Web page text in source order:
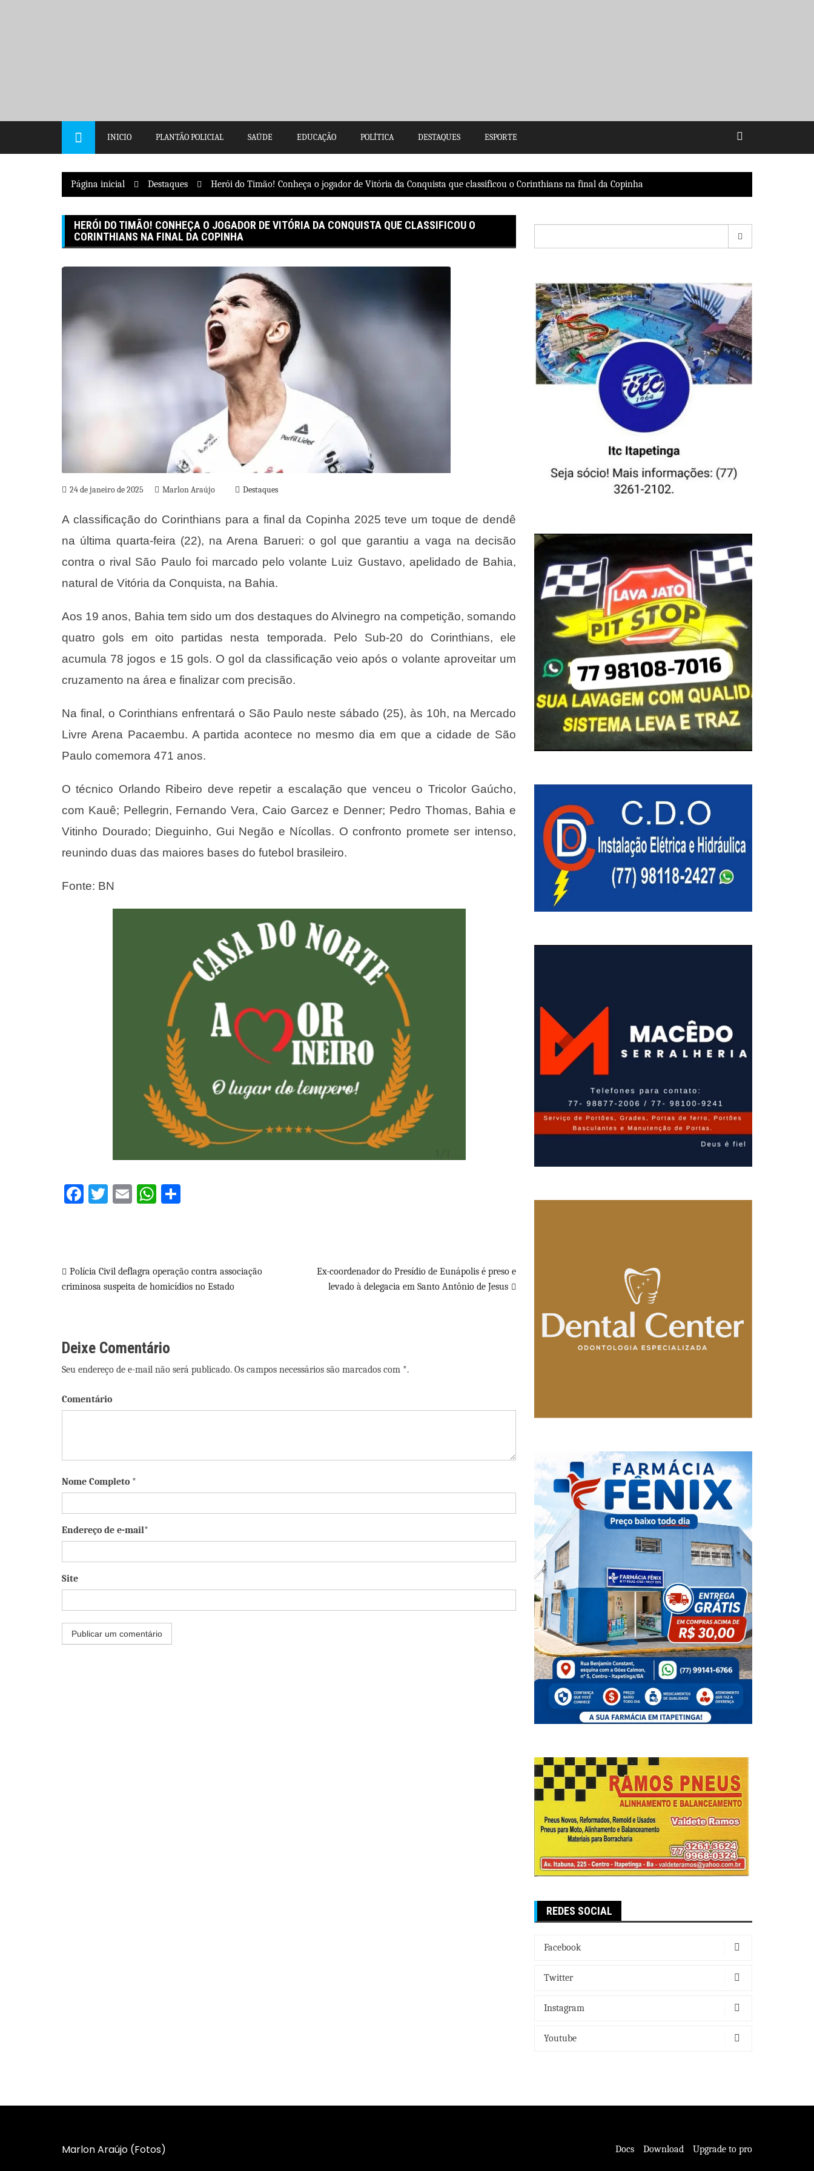
INICIO PLANTÃO POLICIAL SAÚDE EDUCAÇÃO POLÍTICA DESTAQUES ESPORTE
Página inicial Destaques Herói do Timão! Conheça o jogador de Vitória da Conquista que classificou o Corinthians na final da Copinha
HERÓI DO TIMÃO! CONHEÇA O JOGADOR DE VITÓRIA DA CONQUISTA QUE CLASSIFICOU O
CORINTHIANS NA FINAL DA COPINHA
24 de janeiro de 2025 Marlon Araújo Destaques
A classificação do Corinthians para a final da Copinha 2025 teve um toque de dendê
na última quarta-feira (22), na Arena Barueri: o gol que garantiu a vaga na decisão
contra o rival São Paulo foi marcado pelo volante Luiz Gustavo, apelidado de Bahia,
natural de Vitória da Conquista, na Bahia.
Aos 19 anos, Bahia tem sido um dos destaques do Alvinegro na competição, somando
quatro gols em oito partidas nesta temporada. Pelo Sub-20 do Corinthians, ele
acumula 78 jogos e 15 gols. O gol da classificação veio após o volante aproveitar um
cruzamento na área e finalizar com precisão.
Na final, o Corinthians enfrentará o São Paulo neste sábado (25), às 10h, na Mercado
Livre Arena Pacaembu. A partida acontece no mesmo dia em que a cidade de São
Paulo comemora 471 anos.
O técnico Orlando Ribeiro deve repetir a escalação que venceu o Tricolor Gaúcho,
com Kauê; Pellegrin, Fernando Vera, Caio Garcez e Denner; Pedro Thomas, Bahia e
Vitinho Dourado; Dieguinho, Gui Negão e Nícollas. O confronto promete ser intenso,
reunindo duas das maiores bases do futebol brasileiro.
Fonte: BN
Facebook
Twitter
EmailWhatsApp
Navegação
Post
Polícia Civil deflagra operação contra associação
criminosa suspeita de homicídios no Estado
Ex-coordenador do Presídio de Eunápolis é preso e
levado à delegacia em Santo Antônio de Jesus
Deixe Comentário
Seu endereço de e-mail não será publicado. Os campos necessários são marcados com *.
Comentário
Nome Completo *
Endereço de e-mail*
Site
por:
REDES SOCIAL
Facebook
Twitter
Instagram
Youtube
Marlon Araújo (Fotos) Docs Download Upgrade to pro